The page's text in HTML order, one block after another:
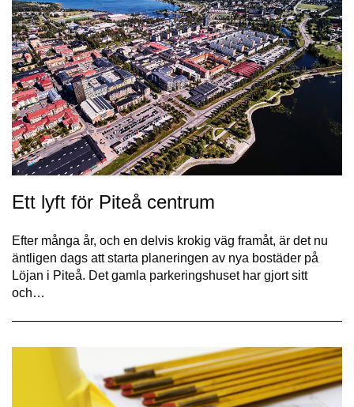
Ett lyft för Piteå centrum
Efter många år, och en delvis krokig väg framåt, är det nu
äntligen dags att starta planeringen av nya bostäder på
Löjan i Piteå. Det gamla parkeringshuset har gjort sitt
och…